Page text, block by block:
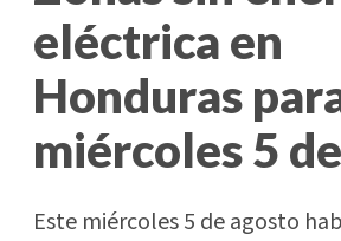
eléctrica en
Honduras
miércoles 5
Este miércoles 5 de agosto